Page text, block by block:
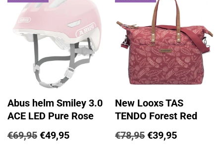
Abus helm Smiley 3.0
ACE LED Pure Rose
€69,95 €49,95
New Looxs TAS
TENDO Forest Red
€78,95 €39,95